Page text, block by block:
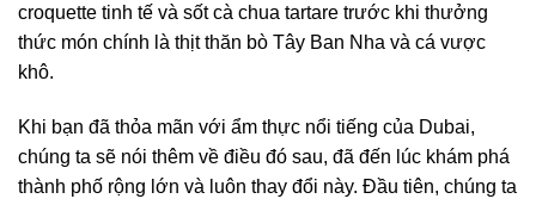
croquette tinh tế và sốt cà chua tartare trước khi thưởng
thức món chính là thịt thăn bò Tây Ban Nha và cá vược
khô.
Khi bạn đã thỏa mãn với ẩm thực nổi tiếng của Dubai,
chúng ta sẽ nói thêm về điều đó sau, đã đến lúc khám phá
thành phố rộng lớn và luôn thay đổi này. Đầu tiên, chúng ta